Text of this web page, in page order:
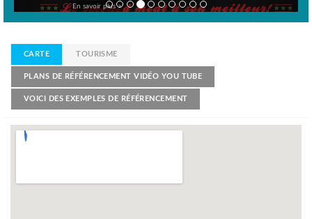
En savoir plus >
CARTE TOURISME
PLANS DE RÉFÉRENCEMENT VIDÉO YOU TUBE
VOICI DES EXEMPLES DE RÉFÉRENCEMENT